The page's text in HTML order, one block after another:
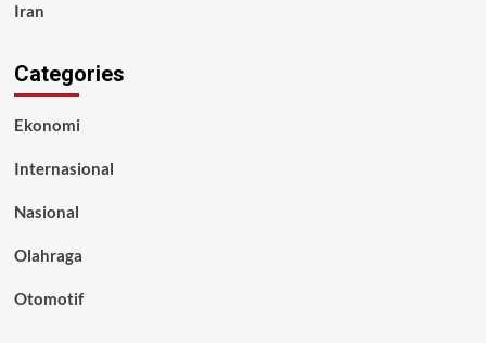
Iran
Categories
Ekonomi
Internasional
Nasional
Olahraga
Otomotif